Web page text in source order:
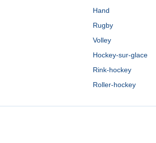
Hand
Rugby
Volley
Hockey-sur-glace
Rink-hockey
Roller-hockey